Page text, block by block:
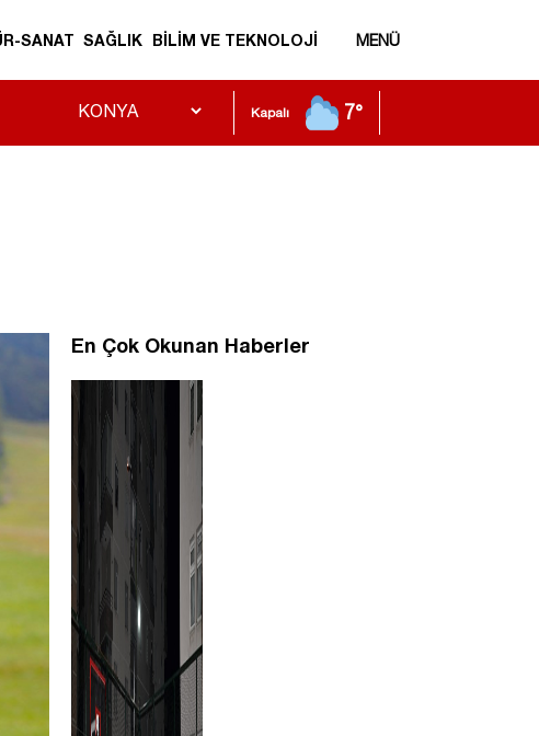
SANAT SAĞLIK BİLİM VE TEKNOLOJİ MENÜ
Kapalı 7°
En Çok Okunan Haberler